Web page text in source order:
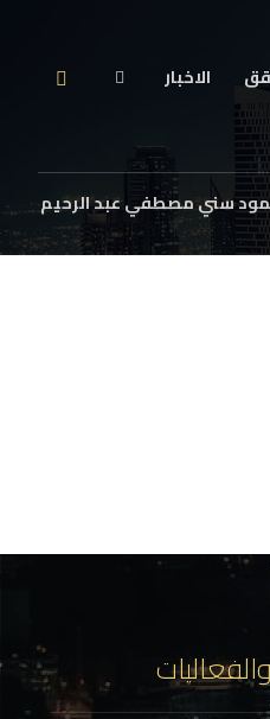
الاخبار
سني مصطفي عبد الرحيم